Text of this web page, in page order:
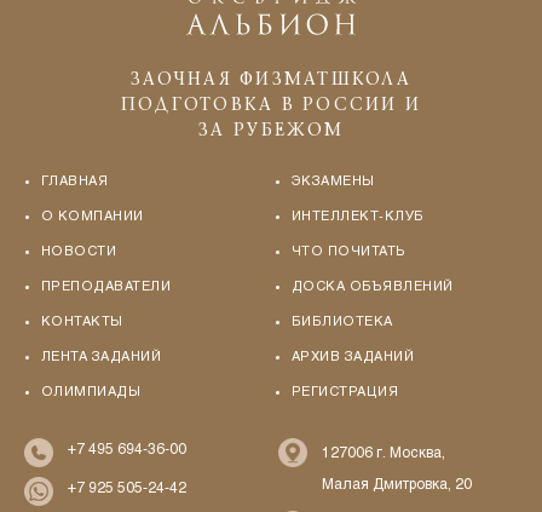
ЗАОЧНАЯ ФИЗМАТШКОЛА
ПОДГОТОВКА В РОССИИ И
ЗА РУБЕЖОМ
ГЛАВНАЯ
О КОМПАНИИ
НОВОСТИ
ПРЕПОДАВАТЕЛИ
КОНТАКТЫ
ЛЕНТА ЗАДАНИЙ
ОЛИМПИАДЫ
ЭКЗАМЕНЫ
ИНТЕЛЛЕКТ-КЛУБ
ЧТО ПОЧИТАТЬ
ДОСКА ОБЪЯВЛЕНИЙ
БИБЛИОТЕКА
АРХИВ ЗАДАНИЙ
РЕГИСТРАЦИЯ
+7 495 694-36-00
+7 925 505-24-42
127006 г. Москва,
Малая Дмитровка, 20